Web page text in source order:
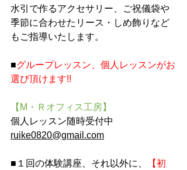
水引で作るアクセサリー、ご祝儀袋や
季節に合わせたリース・しめ飾りなど
もご指導いたします。
■グループレッスン、個人レッスンがお
選び頂けます!!
【M・Ｒオフィス工房】
個人レッスン随時受付中
ruike0820@gmail.com
■１回の体験講座、それ以外に、
【初